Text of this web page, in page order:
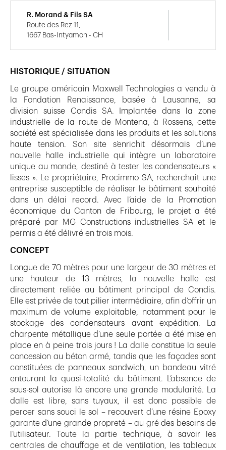
HISTORIQUE / SITUATION
Le groupe américain Maxwell Technologies a vendu à
la Fondation Renaissance, basée à Lausanne, sa
division suisse Condis SA. Implantée dans la zone
industrielle de la route de Montena, à Rossens, cette
société est spécialisée dans les produits et les solutions
haute tension. Son site s’enrichit désormais d’une
nouvelle halle industrielle qui intègre un laboratoire
unique au monde, destiné à tester les condensateurs «
lisses ». Le propriétaire, Procimmo SA, recherchait une
entreprise susceptible de réaliser le bâtiment souhaité
dans un délai record. Avec l’aide de la Promotion
économique du Canton de Fribourg, le projet a été
préparé par MG Constructions industrielles SA et le
permis a été délivré en trois mois.
CONCEPT
Longue de 70 mètres pour une largeur de 30 mètres et
une hauteur de 13 mètres, la nouvelle halle est
directement reliée au bâtiment principal de Condis.
Elle est privée de tout pilier intermédiaire, afin d’offrir un
maximum de volume exploitable, notamment pour le
stockage des condensateurs avant expédition. La
charpente métallique d’une seule portée a été mise en
place en à peine trois jours ! La dalle constitue la seule
concession au béton armé, tandis que les façades sont
constituées de panneaux sandwich, un bandeau vitré
entourant la quasi-totalité du bâtiment. L’absence de
sous-sol autorise là encore une grande modularité. La
dalle est libre, sans tuyaux, il est donc possible de
percer sans souci le sol – recouvert d’une résine Epoxy
garante d’une grande propreté – au gré des besoins de
l’utilisateur. Toute la partie technique, à savoir les
centrales de chauffage et de ventilation, les tableaux
R. Morand & Fils SA
Route des Rez 11,
1667 Bas-Intyamon - CH